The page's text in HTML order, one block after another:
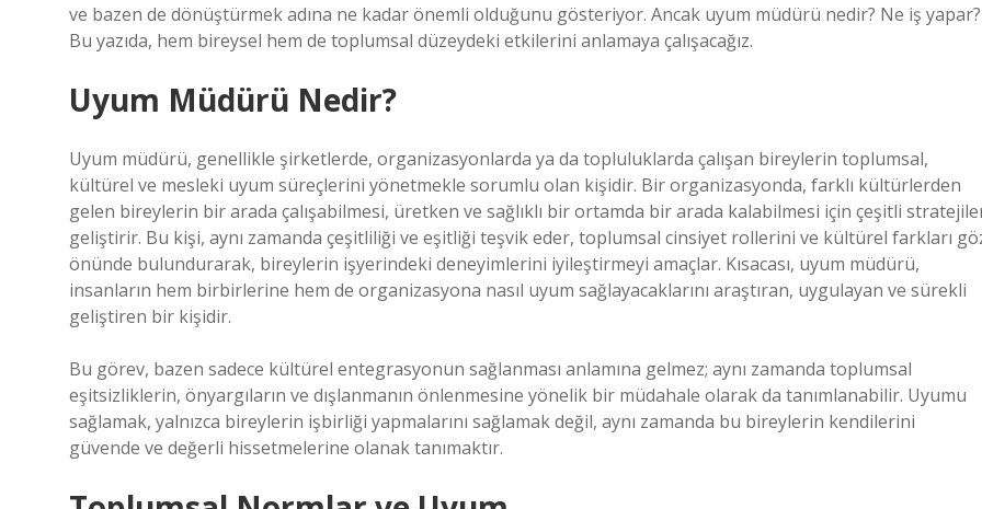
ve bazen de dönüştürmek adına ne kadar önemli olduğunu gösteriyor. Ancak uyum müdürü nedir? Ne iş yapar?
Bu yazıda, hem bireysel hem de toplumsal düzeydeki etkilerini anlamaya çalışacağız.
Uyum Müdürü Nedir?
Uyum müdürü, genellikle şirketlerde, organizasyonlarda ya da topluluklarda çalışan bireylerin toplumsal,
kültürel ve mesleki uyum süreçlerini yönetmekle sorumlu olan kişidir. Bir organizasyonda, farklı kültürlerden
gelen bireylerin bir arada çalışabilmesi, üretken ve sağlıklı bir ortamda bir arada kalabilmesi için çeşitli
geliştirir. Bu kişi, aynı zamanda çeşitliliği ve eşitliği teşvik eder, toplumsal cinsiyet rollerini ve kültürel farkları
önünde bulundurarak, bireylerin işyerindeki deneyimlerini iyileştirmeyi amaçlar. Kısacası, uyum müdürü,
insanların hem birbirlerine hem de organizasyona nasıl uyum sağlayacaklarını araştıran, uygulayan ve sürekli
geliştiren bir kişidir.
Bu görev, bazen sadece kültürel entegrasyonun sağlanması anlamına gelmez; aynı zamanda toplumsal
eşitsizliklerin, önyargıların ve dışlanmanın önlenmesine yönelik bir müdahale olarak da tanımlanabilir. Uyumu
sağlamak, yalnızca bireylerin işbirliği yapmalarını sağlamak değil, aynı zamanda bu bireylerin kendilerini
güvende ve değerli hissetmelerine olanak tanımaktır.